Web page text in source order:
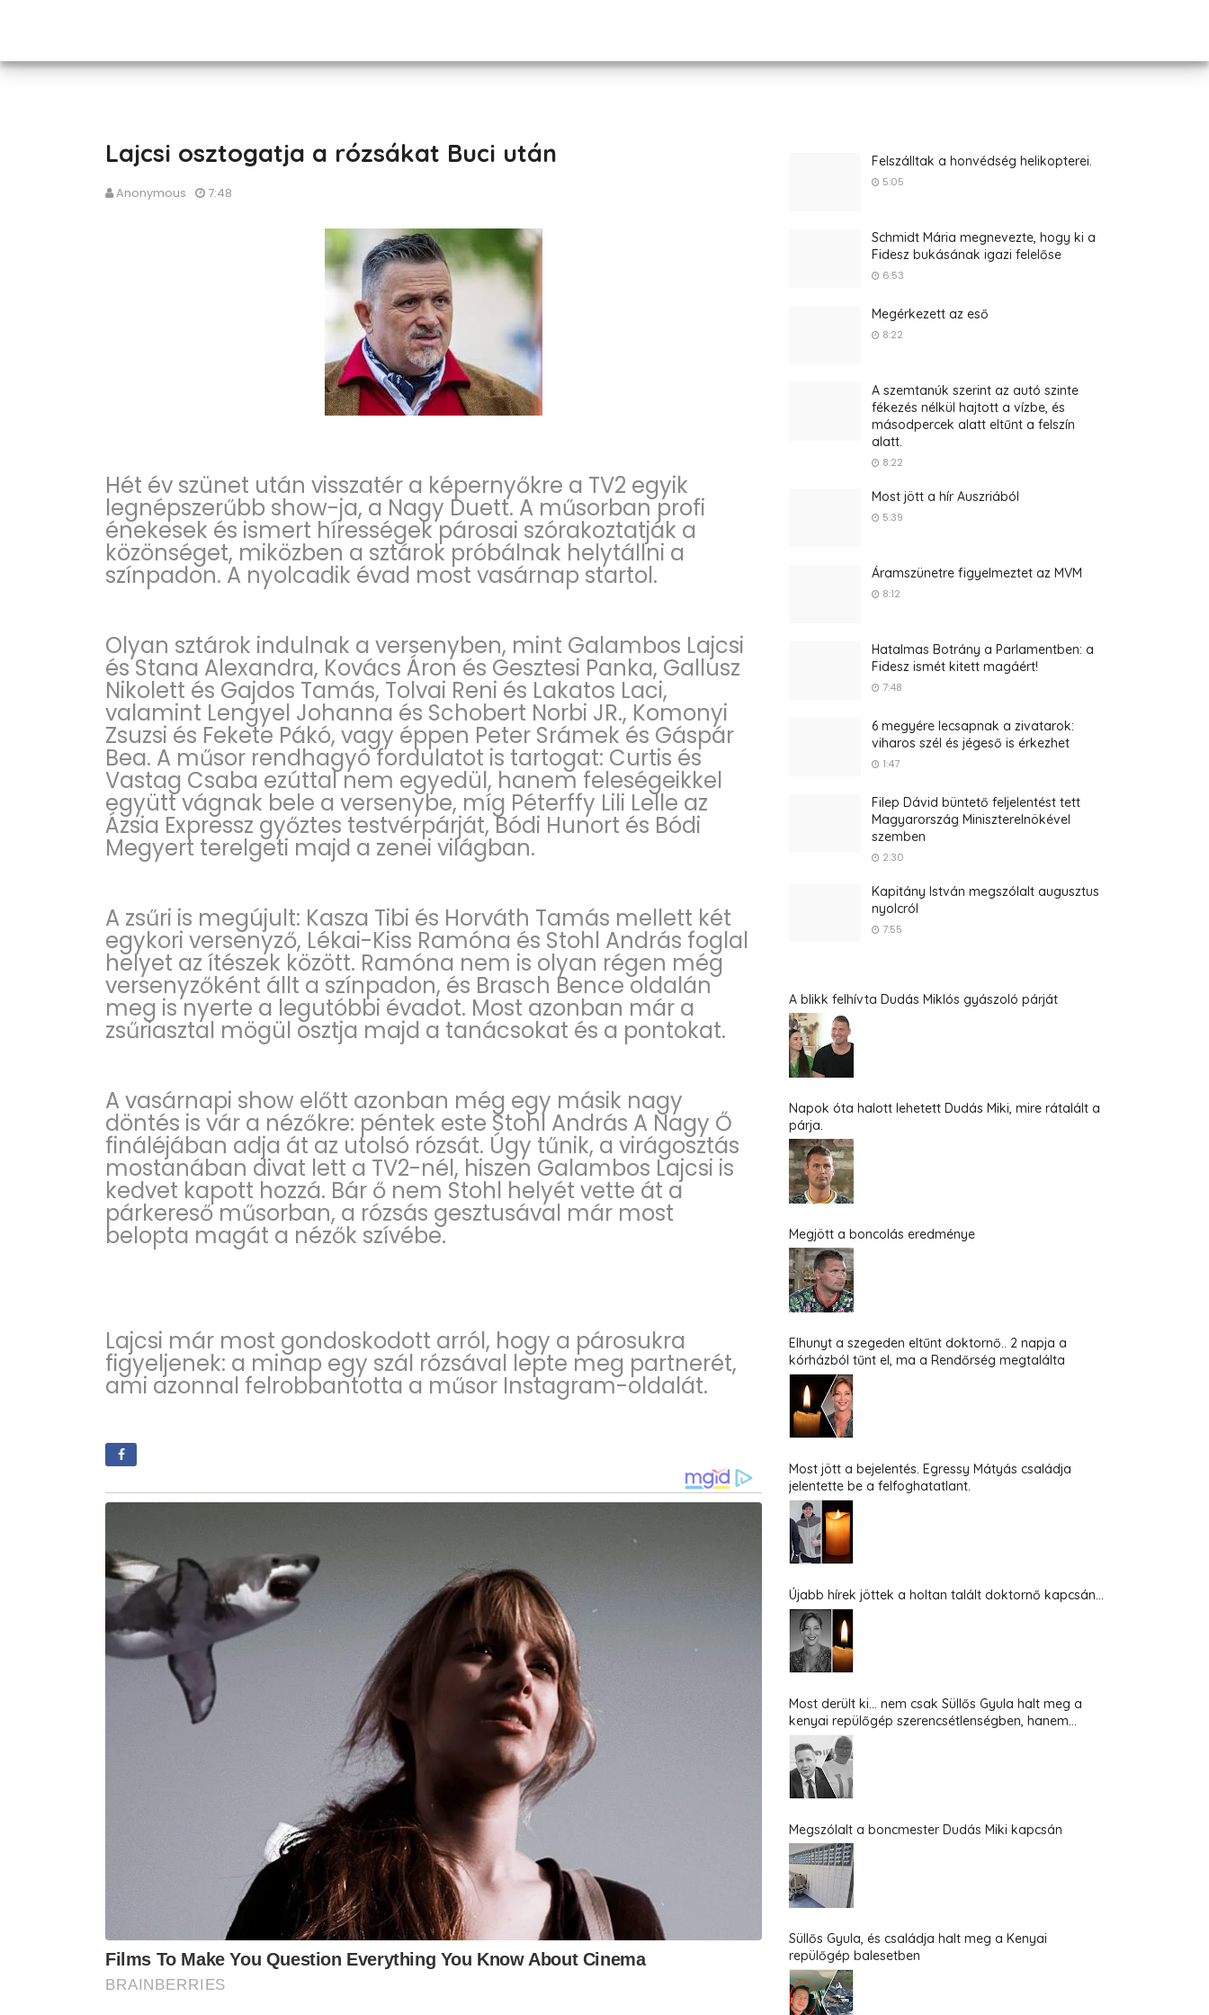
Lajcsi osztogatja a rózsákat Buci után
Anonymous 7:48
Hét év szünet után visszatér a képernyőkre a TV2 egyik
legnépszerűbb show-ja, a Nagy Duett. A műsorban profi
énekesek és ismert hírességek párosai szórakoztatják a
közönséget, miközben a sztárok próbálnak helytállni a
színpadon. A nyolcadik évad most vasárnap startol.
Olyan sztárok indulnak a versenyben, mint Galambos Lajcsi
és Stana Alexandra, Kovács Áron és Gesztesi Panka, Gallusz
Nikolett és Gajdos Tamás, Tolvai Reni és Lakatos Laci,
valamint Lengyel Johanna és Schobert Norbi JR., Komonyi
Zsuzsi és Fekete Pákó, vagy éppen Peter Srámek és Gáspár
Bea. A műsor rendhagyó fordulatot is tartogat: Curtis és
Vastag Csaba ezúttal nem egyedül, hanem feleségeikkel
együtt vágnak bele a versenybe, míg Péterffy Lili Lelle az
Ázsia Expressz győztes testvérpárját, Bódi Hunort és Bódi
Megyert terelgeti majd a zenei világban.
A zsűri is megújult: Kasza Tibi és Horváth Tamás mellett két
egykori versenyző, Lékai-Kiss Ramóna és Stohl András foglal
helyet az ítészek között. Ramóna nem is olyan régen még
versenyzőként állt a színpadon, és Brasch Bence oldalán
meg is nyerte a legutóbbi évadot. Most azonban már a
zsűriasztal mögül osztja majd a tanácsokat és a pontokat.
A vasárnapi show előtt azonban még egy másik nagy
döntés is vár a nézőkre: péntek este Stohl András A Nagy Ő
fináléjában adja át az utolsó rózsát. Úgy tűnik, a virágosztás
mostanában divat lett a TV2-nél, hiszen Galambos Lajcsi is
kedvet kapott hozzá. Bár ő nem Stohl helyét vette át a
párkereső műsorban, a rózsás gesztusával már most
belopta magát a nézők szívébe.
Lajcsi már most gondoskodott arról, hogy a párosukra
figyeljenek: a minap egy szál rózsával lepte meg partnerét,
ami azonnal felrobbantotta a műsor Instagram-oldalát.
Felszálltak a honvédség helikopterei.
5:05
Schmidt Mária megnevezte, hogy ki a
Fidesz bukásának igazi felelőse
6:53
Megérkezett az eső
8:22
A szemtanúk szerint az autó szinte
fékezés nélkül hajtott a vízbe, és
másodpercek alatt eltűnt a felszín
alatt.
8:22
Most jött a hír Auszriából
5:39
Áramszünetre figyelmeztet az MVM
8:12
Hatalmas Botrány a Parlamentben: a
Fidesz ismét kitett magáért!
7:48
6 megyére lecsapnak a zivatarok:
viharos szél és jégeső is érkezhet
1:47
Filep Dávid büntető feljelentést tett
Magyarország Miniszterelnökével
szemben
2:30
Kapitány István megszólalt augusztus
nyolcról
7:55
A blikk felhívta Dudás Miklós gyászoló párját
Napok óta halott lehetett Dudás Miki, mire rátalált a
párja.
Megjött a boncolás eredménye
Elhunyt a szegeden eltűnt doktornő.. 2 napja a
kórházból tűnt el, ma a Rendőrség megtalálta
Most jött a bejelentés. Egressy Mátyás családja
jelentette be a felfoghatatlant.
Újabb hírek jöttek a holtan talált doktornő kapcsán...
Most derült ki... nem csak Süllős Gyula halt meg a
kenyai repülőgép szerencsétlenségben, hanem...
Megszólalt a boncmester Dudás Miki kapcsán
Süllős Gyula, és családja halt meg a Kenyai
repülőgép balesetben